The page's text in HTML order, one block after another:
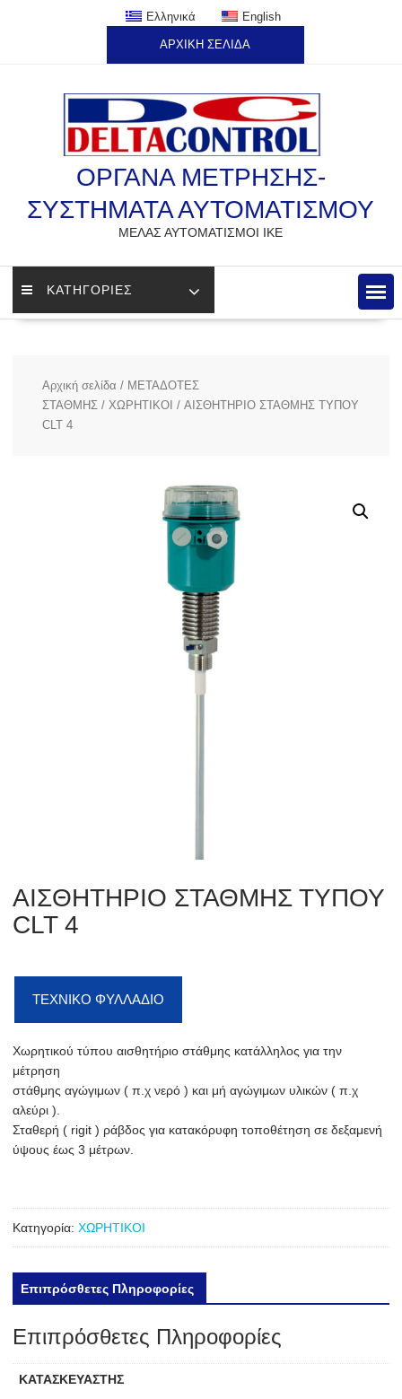
Ελληνικά English
ΑΡΧΙΚΗ ΣΕΛΙΔΑ
ΟΡΓΑΝΑ ΜΕΤΡΗΣΗΣ-
ΣΥΣΤΗΜΑΤΑ ΑΥΤΟΜΑΤΙΣΜΟΥ
ΜΕΛΑΣ ΑΥΤΟΜΑΤΙΣΜΟΙ ΙΚΕ
ΚΑΤΗΓΟΡΙΕΣ
Αρχική σελίδα / ΜΕΤΑΔΟΤΕΣ
ΣΤΑΘΜΗΣ/ ΧΩΡΗΤΙΚΟΙ / ΑΙΣΘΗΤΗΡΙΟ ΣΤΑΘΜΗΣ ΤΥΠΟΥ
CLT 4
ΑΙΣΘΗΤΗΡΙΟ ΣΤΑΘΜΗΣ ΤΥΠΟΥ
CLT 4
ΤΕΧΝΙΚΟ ΦΥΛΛΑΔΙΟ
Χωρητικού τύπου αισθητήριο στάθμης κατάλληλος για την
μέτρηση
στάθμης αγώγιμων ( π.χ νερό ) και μή αγώγιμων υλικών ( π.χ
αλεύρι ).
Σταθερή ( rigit ) ράβδος για κατακόρυφη τοποθέτηση σε δεξαμενή
ύψους έως 3 μέτρων.
Κατηγορία: ΧΩΡΗΤΙΚΟΙ
Επιπρόσθετες Πληροφορίες
Επιπρόσθετες Πληροφορίες
ΚΑΤΑΣΚΕΥΑΣΤΗΣ